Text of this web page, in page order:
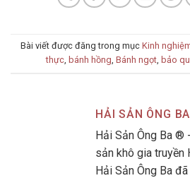
Bài viết được đăng trong mục Kinh
thực, bánh hồng, Bánh ngọt, bảo
HẢI SẢN ÔNG BA
Hải Sản Ông Ba ®
sản khô gia truyền
Hải Sản Ông Ba